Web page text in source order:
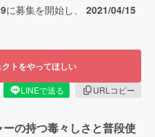
に募集を開始し、 2021/04/15
トをやってほしい
LINEで送る
URLコピー
の持つ毒々しさと普段使